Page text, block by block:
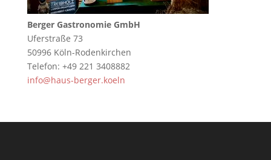
Berger Gastronomie GmbH
Uferstraße 73
50996 Köln-Rodenkirchen
Telefon: +49 221 3408882
info@haus-berger.koeln